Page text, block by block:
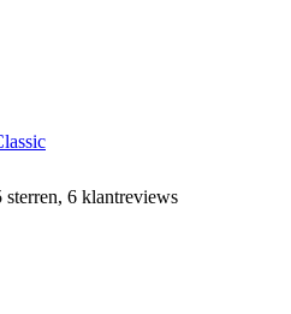
sterren, 6 klantreviews